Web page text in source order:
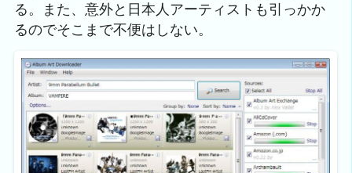
る。また、意外と日本人アーティストも引っかか
るのでそこまで不便はしない。